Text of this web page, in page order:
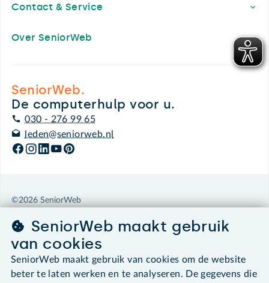
Contact & Service
Over SeniorWeb
SeniorWeb.
De computerhulp voor u.
030 - 276 99 65
leden@seniorweb.nl
©2026 SeniorWeb
Algemene voorwaarden
Cookies en cookie-instellingen
Disclaimer
SeniorWeb maakt gebruik
van cookies
SeniorWeb maakt gebruik van cookies om de website
beter te laten werken en te analyseren. De gegevens die